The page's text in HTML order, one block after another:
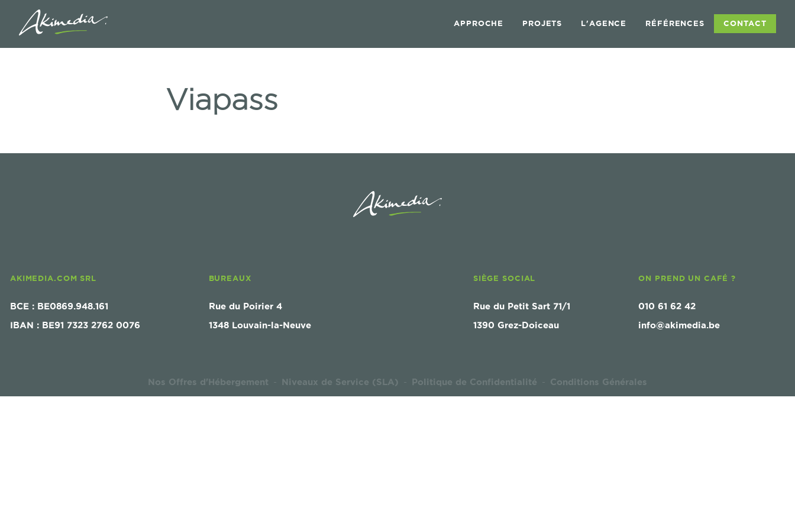
APPROCHE PROJETS L'AGENCE RÉFÉRENCES CONTACT
Viapass
AKIMEDIA.COM SRL
BCE : BE0869.948.161
IBAN : BE91 7323 2762 0076
BUREAUX
Rue du Poirier 4
1348 Louvain-la-Neuve
SIÈGE SOCIAL
Rue du Petit Sart 71/1
1390 Grez-Doiceau
ON PREND UN CAFÉ ?
010 61 62 42
info@akimedia.be
Nos Offres d'Hébergement - Niveaux de Service (SLA) - Politique de Confidentialité - Conditions Générales